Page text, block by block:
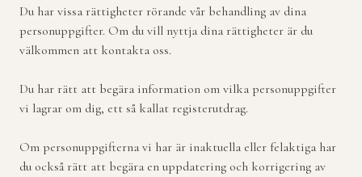
Du har vissa rättigheter rörande vår behandling av dina
personuppgifter. Om du vill nyttja dina rättigheter är du
välkommen att kontakta oss.
Du har rätt att begära information om vilka personuppgifter
vi lagrar om dig, ett så kallat registerutdrag.
Om personuppgifterna vi har är inaktuella eller felaktiga har
du också rätt att begära en uppdatering och korrigering av